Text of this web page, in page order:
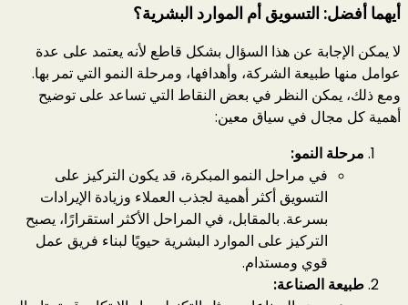
أيهما أفضل: التسويق أم الموارد البشرية؟
لا يمكن الإجابة عن هذا السؤال بشكل قاطع لأنه يعتمد على عدة
عوامل منها طبيعة الشركة، وأهدافها، ومرحلة النمو التي تمر بها.
ومع ذلك، يمكن النظر في بعض النقاط التي تساعد على توضيح
أهمية كل مجال في سياق معين:
مرحلة النمو:
في مراحل النمو المبكرة، قد يكون التركيز على
التسويق أكثر أهمية لجذب العملاء وزيادة الإيرادات
بسرعة. بالمقابل، في المراحل الأكثر استقرارًا، يصبح
التركيز على الموارد البشرية حيويًا لبناء فريق عمل
قوي ومستدام.
طبيعة الصناعة: